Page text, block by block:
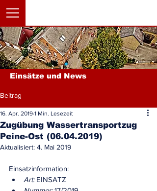
Einsätze und News
Beitrag
Zugübung Wassertransportzug
Peine-Ost (06.04.2019)
16. Apr. 2019 1 Min. Lesezeit
Aktualisiert: 4. Mai 2019
Einsatzinformation:
Art: EINSATZ